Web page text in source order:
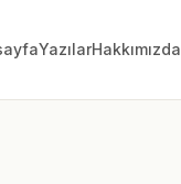
YazılarHakkımızda